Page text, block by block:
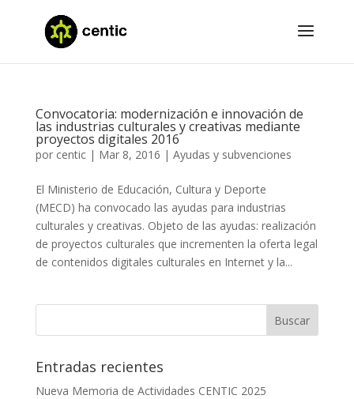
Convocatoria: modernización e innovación de
las industrias culturales y creativas mediante
proyectos digitales 2016
por centic| Mar 8, 2016 | Ayudas y subvenciones
El Ministerio de Educación, Cultura y Deporte
(MECD) ha convocado las ayudas para industrias
culturales y creativas. Objeto de las ayudas: realización
de proyectos culturales que incrementen la oferta legal
de contenidos digitales culturales en Internet y la...
Entradas recientes
Nueva Memoria de Actividades CENTIC 2025